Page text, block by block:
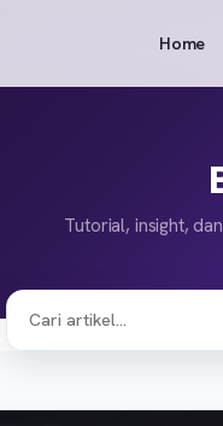
Home
Tutorial, insight,